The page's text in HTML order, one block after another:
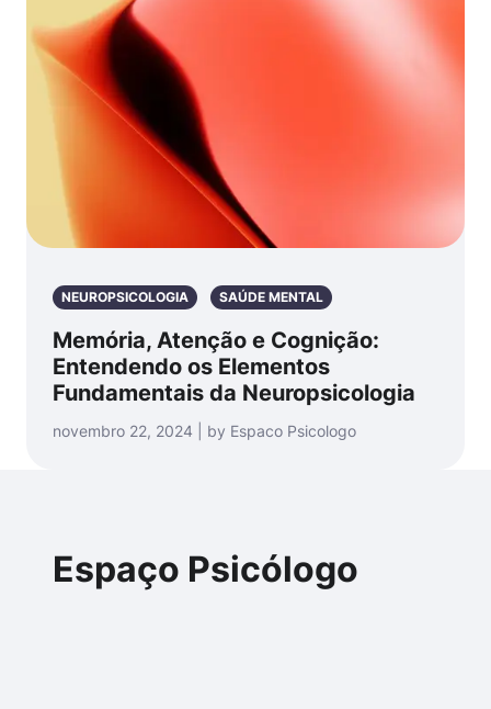
NEUROPSICOLOGIA SAÚDE MENTAL
Memória, Atenção e Cognição:
Entendendo os Elementos
Fundamentais da Neuropsicologia
novembro 22, 2024 | by Espaco Psicologo
Espaço Psicólogo